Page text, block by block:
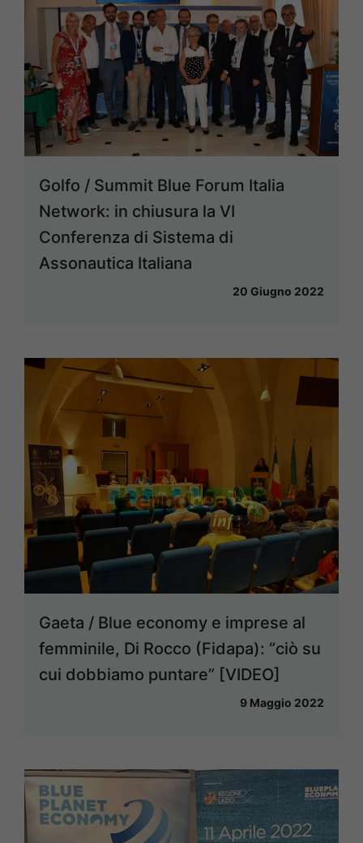
Golfo / Summit Blue Forum Italia
Network: in chiusura la VI
Conferenza di Sistema di
Assonautica Italiana
20 Giugno 2022
Gaeta / Blue economy e imprese al
femminile, Di Rocco (Fidapa): “ciò su
cui dobbiamo puntare” [VIDEO]
9 Maggio 2022